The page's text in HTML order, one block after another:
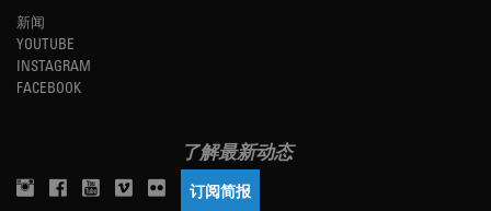
新闻
YOUTUBE
INSTAGRAM
FACEBOOK
了解最新动态
订阅简报